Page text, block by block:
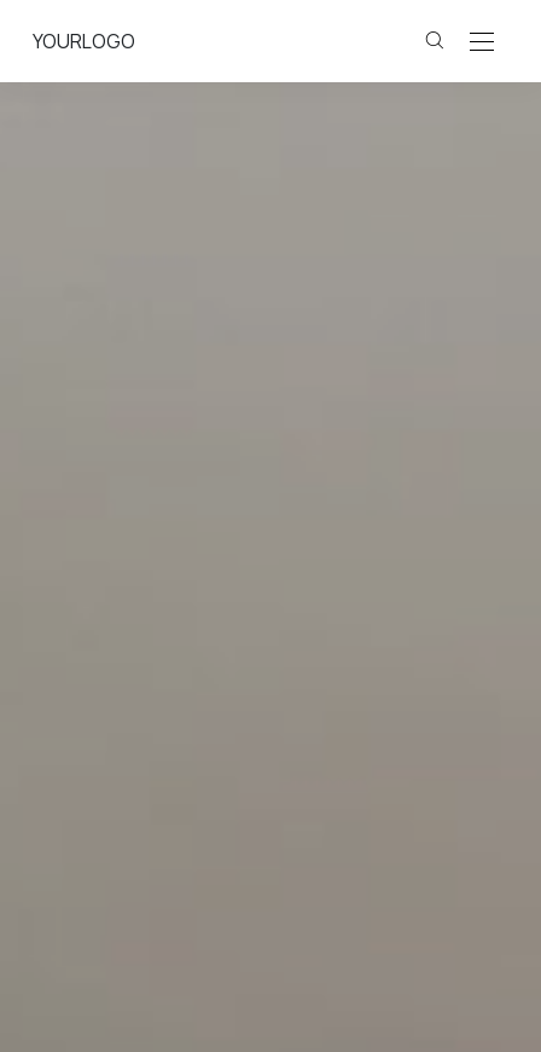
YOURLOGO